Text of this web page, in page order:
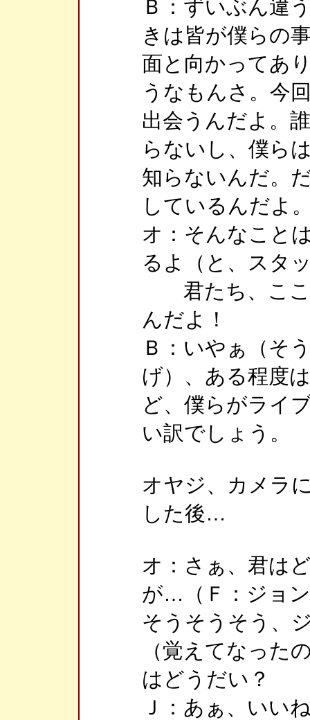
Ｂ：ずいぶん違
きは皆が僕らの
面と向かってあ
うなもんさ。今
出会うんだよ。
らないし、僕ら
知らないんだ。
しているんだよ
オ：そんなこと
るよ（と、スタ
君たち、ここ
んだよ！
Ｂ：いやぁ（そ
げ）、ある程度
ど、僕らがライ
い訳でしょう。
オヤジ、カメラ
した後…
オ：さぁ、君は
が…（Ｆ：ジョ
そうそうそう、
（覚えてなった
はどうだい？
Ｊ：あぁ、いい